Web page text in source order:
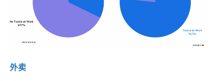
外卖